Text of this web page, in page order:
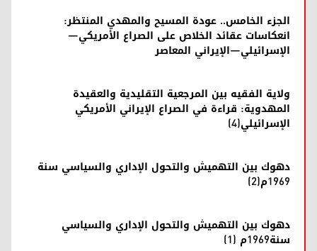
الجزء الخامس.. عودة المسيح والمهدي المنتظر:
انعكاسات عقائد الخلاص على الصراع الأمريكي–
الإسرائيلي–الإيراني المعاصر
ولاية الفقيه بين المرجعية التقليدية والعقيدة
المهدوية: قراءة في الصراع الإيراني الأمريكي
الإسرائيلي(4)
دهوك بين التهميش والتحول الإداري والسياسي سنة
1969م(2)
دهوك بين التهميش والتحول الإداري والسياسي
سنة1969م (1)